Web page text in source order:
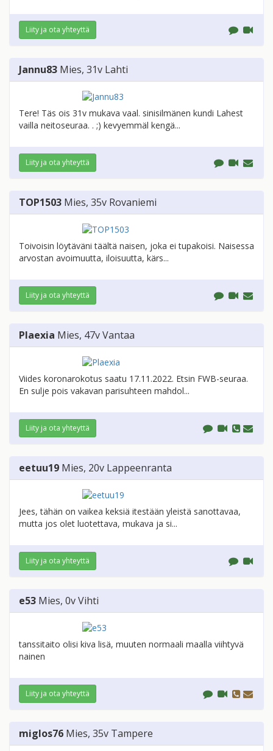
Liity ja ota yhteyttä
Jannu83 Mies, 31v Lahti
Tere! Täs ois 31v mukava vaal. sinisilmänen kundi Lahest
vailla neitoseuraa. . ;) kevyemmäl kengä...
Liity ja ota yhteyttä
TOP1503 Mies, 35v Rovaniemi
Toivoisin löytäväni täältä naisen, joka ei tupakoisi. Naisessa
arvostan avoimuutta, iloisuutta, kärs...
Liity ja ota yhteyttä
Plaexia Mies, 47vVantaa
Viides koronarokotus saatu 17.11.2022. Etsin FWB-seuraa.
En sulje pois vakavan parisuhteen mahdol...
Liity ja ota yhteyttä
eetuu19 Mies, 20v Lappeenranta
Jees, tähän on vaikea keksiä itestään yleistä sanottavaa,
mutta jos olet luotettava, mukava ja si...
Liity ja ota yhteyttä
e53 Mies, 0vVihti
tanssitaito olisi kiva lisä, muuten normaali maalla viihtyvä
nainen
Liity ja ota yhteyttä
miglos76 Mies, 35v Tampere